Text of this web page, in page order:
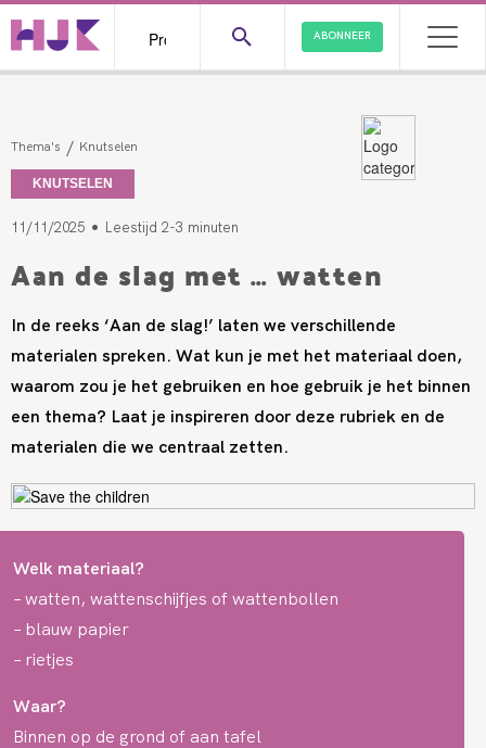
ABONNEER
Thema's / Knutselen
KNUTSELEN
11/11/2025 • Leestijd 2-3 minuten
Aan de slag met … watten
In de reeks ‘Aan de slag!’ laten we verschillende
materialen spreken. Wat kun je met het materiaal doen,
waarom zou je het gebruiken en hoe gebruik je het binnen
een thema? Laat je inspireren door deze rubriek en de
materialen die we centraal zetten.
Welk materiaal?
– watten, wattenschijfjes of wattenbollen
– blauw papier
– rietjes
Waar?
Binnen op de grond of aan tafel